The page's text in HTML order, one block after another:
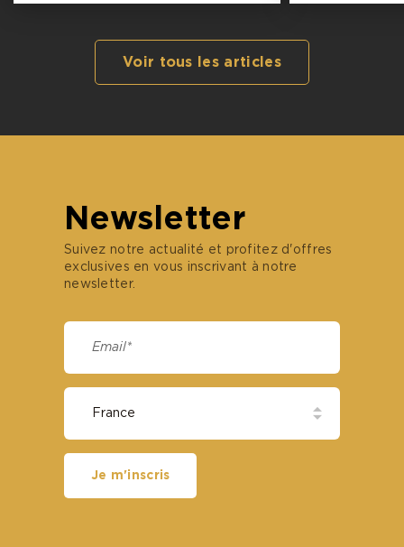
Voir tous les articles
Newsletter
Suivez notre actualité et profitez d'offres
exclusives en vous inscrivant à notre
newsletter.
Je m'inscris